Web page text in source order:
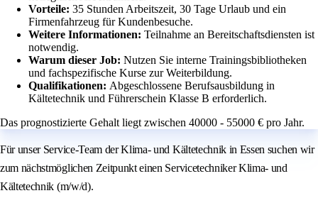
Vorteile: 35 Stunden Arbeitszeit, 30 Tage Urlaub und ein
Firmenfahrzeug für Kundenbesuche.
Weitere Informationen: Teilnahme an Bereitschaftsdiensten ist
notwendig.
Warum dieser Job: Nutzen Sie interne Trainingsbibliotheken
und fachspezifische Kurse zur Weiterbildung.
Qualifikationen: Abgeschlossene Berufsausbildung in
Kältetechnik und Führerschein Klasse B erforderlich.
Das prognostizierte Gehalt liegt zwischen 40000 - 55000 € pro Jahr.
Für unser Service-Team der Klima- und Kältetechnik in Essen suchen wir
zum nächstmöglichen Zeitpunkt einen Servicetechniker Klima- und
Kältetechnik (m/w/d).